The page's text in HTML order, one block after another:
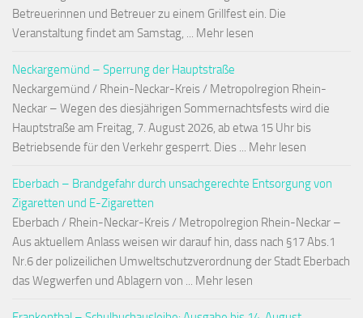
Betreuerinnen und Betreuer zu einem Grillfest ein. Die
Veranstaltung findet am Samstag, ... Mehr lesen
Neckargemünd – Sperrung der Hauptstraße
Neckargemünd / Rhein-Neckar-Kreis / Metropolregion Rhein-
Neckar – Wegen des diesjährigen Sommernachtsfests wird die
Hauptstraße am Freitag, 7. August 2026, ab etwa 15 Uhr bis
Betriebsende für den Verkehr gesperrt. Dies ... Mehr lesen
Eberbach – Brandgefahr durch unsachgerechte Entsorgung von
Zigaretten und E-Zigaretten
Eberbach / Rhein-Neckar-Kreis / Metropolregion Rhein-Neckar –
Aus aktuellem Anlass weisen wir darauf hin, dass nach §17 Abs.1
Nr.6 der polizeilichen Umweltschutzverordnung der Stadt Eberbach
das Wegwerfen und Ablagern von ... Mehr lesen